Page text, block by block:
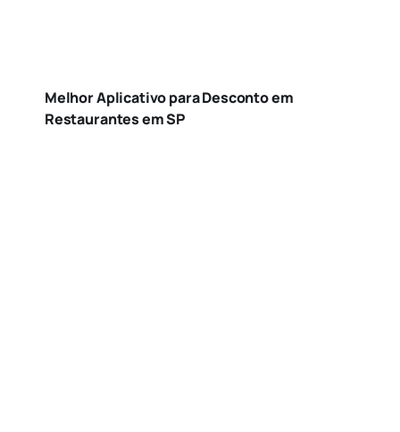
Melhor Aplicativo para Desconto em
Restaurantes em SP